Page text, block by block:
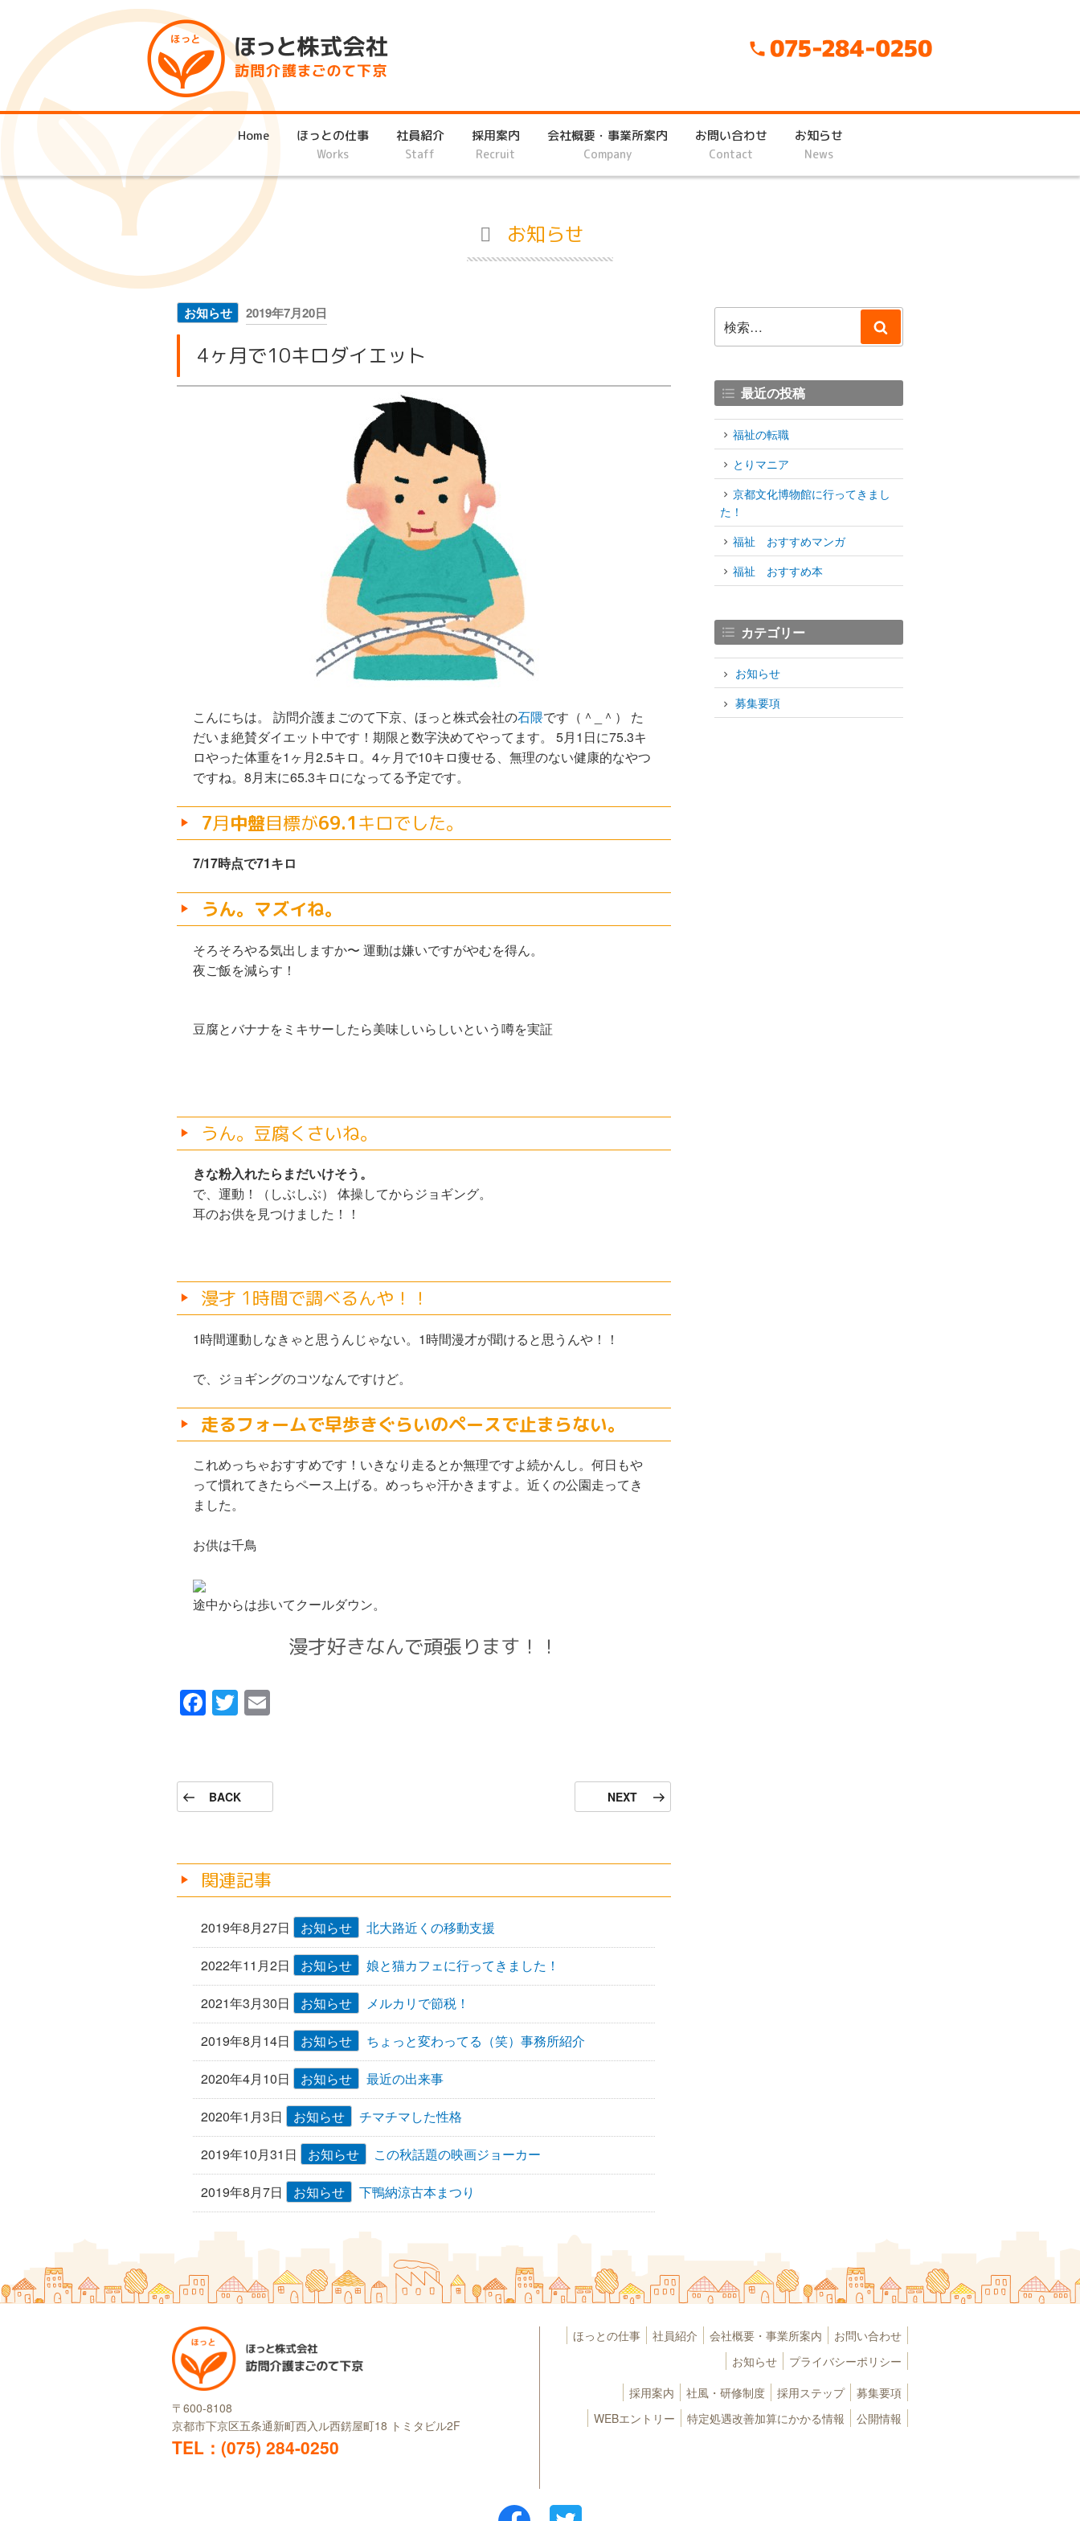
へ
プ
Home ほっとの仕事
Works
社員紹介
Staff
採用案内
Recruit
会社概要・事業所案内
Company
お問い合わせ
Contact
お知らせ
News
お知らせ
お知らせ
投
稿
日:
2019年7月20日
4ヶ月で10キロダイエット
こんにちは。 訪問介護まごのて下京、ほっと株式会社の石隈です（＾_＾） た
だいま絶賛ダイエット中です！期限と数字決めてやってます。 5月1日に75.3キ
ロやった体重を1ヶ月2.5キロ。4ヶ月で10キロ痩せる、無理のない健康的なやつ
ですね。8月末に65.3キロになってる予定です。
7月中盤目標が69.1キロでした。
7/17時点で71キロ
うん。マズイね。
そろそろやる気出しますか〜 運動は嫌いですがやむを得ん。
夜ご飯を減らす！
豆腐とバナナをミキサーしたら美味しいらしいという噂を実証
うん。豆腐くさいね。
きな粉入れたらまだいけそう。
で、運動！（しぶしぶ） 体操してからジョギング。
耳のお供を見つけました！！
漫才 1時間で調べるんや！！
1時間運動しなきゃと思うんじゃない。1時間漫才が聞けると思うんや！！
で、ジョギングのコツなんですけど。
走るフォームで早歩きぐらいのペースで止まらない。
これめっちゃおすすめです！いきなり走るとか無理ですよ続かんし。何日もや
って慣れてきたらペース上げる。めっちゃ汗かきますよ。近くの公園走ってき
ました。
お供は千鳥
途中からは歩いてクールダウン。
漫才好きなんで頑張ります！！
F
a
e
b
o
k
T
wi
er
投
稿
ゲ
ー
ョ
前
の
BACK
の
NEXT
関連記事
2019年8月27日 お知らせ 北大路近くの移動支援
2022年11月2日 お知らせ 娘と猫カフェに行ってきました！
2021年3月30日 お知らせ メルカリで節税！
2019年8月14日 お知らせ ちょっと変わってる（笑）事務所紹介
2020年4月10日 お知らせ 最近の出来事
2020年1月3日 お知らせ チマチマした性格
2019年10月31日 お知らせ この秋話題の映画ジョーカー
2019年8月7日 お知らせ 下鴨納涼古本まつり
索:
索
最近の投稿
福祉の転職
とりマニア
京都文化博物館に行ってきまし
た！
福祉 おすすめマンガ
福祉 おすすめ本
カテゴリー
お知らせ
募集要項
〒600-8108
京都市下京区五条通新町西入ル西錺屋町18 トミタビル2F
TEL：(075) 284-0250
ほっとの仕事 社員紹介 会社概要・事業所案内
お問い合わせ
お知らせ
プライバシーポリシー
採用案内
社風・研修制度 採用ステップ
募集要項
WEBエントリー
特定処遇改善加算にかかる情報 公開情報